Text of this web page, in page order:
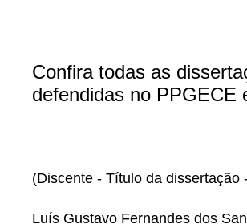
Confira todas as
defendidas no PPGECE
(Discente - Título da dissertação
Luís Gustavo Fernandes dos